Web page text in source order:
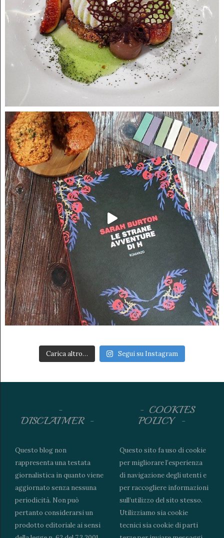
Carica altro… Segui su Instagram
DISCLAIMER
Questo blog non
rappresenta una testata
giornalistica in quanto viene
aggiornato senza nessuna
periodicità. Non può
pertanto considerarsi un
prodotto editoriale ai sensi
COOKIES
POLICY
Questo sito fa uso di cookie
per migliorare l’esperienza
di navigazione degli utenti e
per raccogliere informazioni
sull’utilizzo del sito stesso.
Utilizziamo sia cookie
tecnici sia cookie di parti